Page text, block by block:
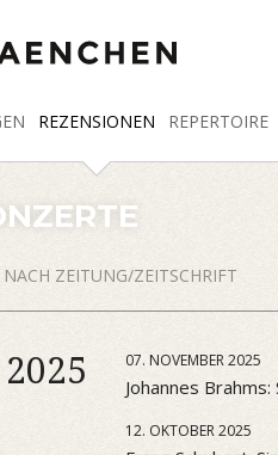
REZENSIONEN REPERTOIRE
NACH ZEITUNG/ZEITSCHRIFT
2025 07. NOVEMBER 2025
Johannes
12. OKTOBER 2025